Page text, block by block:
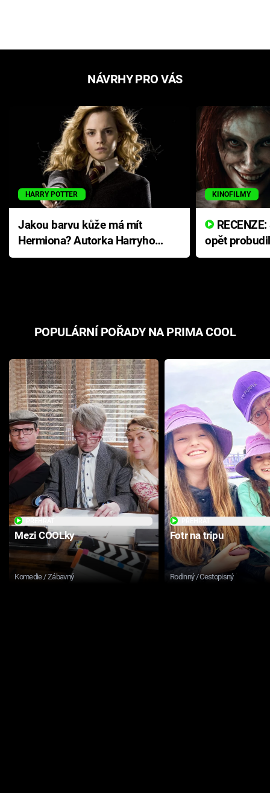
NÁVRHY PRO VÁS
HARRY POTTER
Jakou barvu kůže má mít
Hermiona? Autorka Harryho
Pottera přišla s ráznou
KINOFILMY
opět
přichází s
POPULÁRNÍ POŘADY NA PRIMA COOL
Mezi COOLky
Komedie / Zábavný
Fotr na tripu
Rodinný / Cestopisný